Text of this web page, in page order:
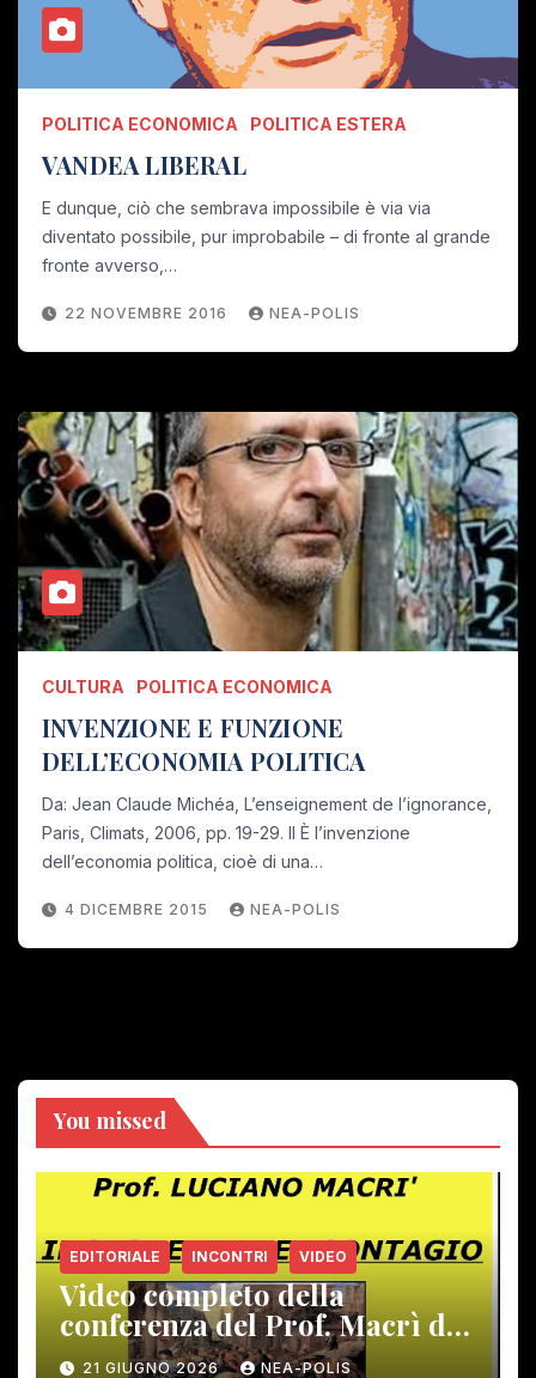
POLITICA ECONOMICA POLITICA ESTERA
VANDEA LIBERAL
E dunque, ciò che sembrava impossibile è via via
diventato possibile, pur improbabile – di fronte al grande
fronte avverso,…
22 NOVEMBRE 2016 NEA-POLIS
CULTURA POLITICA ECONOMICA
INVENZIONE E FUNZIONE
DELL’ECONOMIA POLITICA
Da: Jean Claude Michéa, L’enseignement de l’ignorance,
Paris, Climats, 2006, pp. 19-29. II È l’invenzione
dell’economia politica, cioè di una…
4 DICEMBRE 2015 NEA-POLIS
You missed
EDITORIALE INCONTRI VIDEO
Video completo della
conferenza del Prof. Macrì del
12 giugno scorso
21 GIUGNO 2026 NEA-POLIS